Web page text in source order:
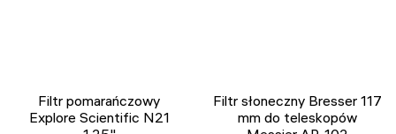
Filtr pomarańczowy
Explore Scientific N21
Filtr słoneczny Bresser 117
mm do teleskopów